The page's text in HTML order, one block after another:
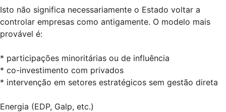
Isto não significa necessariamente o Estado voltar a
controlar empresas como antigamente. O modelo mais
provável é:
* participações minoritárias ou de influência
* co-investimento com privados
* intervenção em setores estratégicos sem gestão direta
Energia (EDP, Galp, etc.)